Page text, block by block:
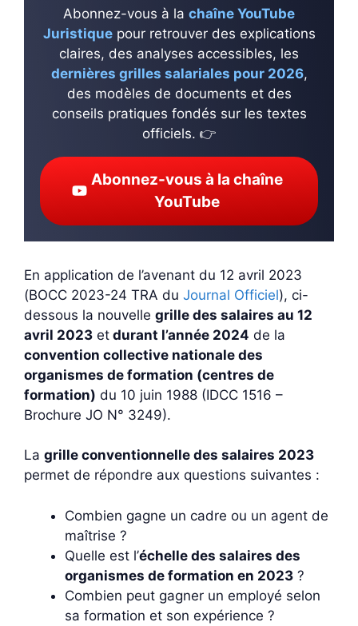
Abonnez-vous à la chaîne YouTube
Juristiquepour retrouver des explications
claires, des analyses accessibles, les
dernières grilles salariales pour 2026,
des modèles de documents et des
conseils pratiques fondés sur les textes
officiels. 👉
Abonnez-vous à la chaîne
YouTube
En application de l’avenant du 12 avril 2023
(BOCC 2023-24 TRA du Journal Officiel), ci-
dessous la nouvelle grille des salaires au 12
avril 2023 et durant l’année 2024 de la
convention collective nationale des
organismes de formation (centres de
formation) du 10 juin 1988 (IDCC 1516 –
Brochure JO N° 3249).
La grille conventionnelle des salaires 2023
permet de répondre aux questions suivantes :
Combien gagne un cadre ou un agent de
maîtrise ?
Quelle est l’échelle des salaires des
organismes de formation en 2023 ?
Combien peut gagner un employé selon
sa formation et son expérience ?